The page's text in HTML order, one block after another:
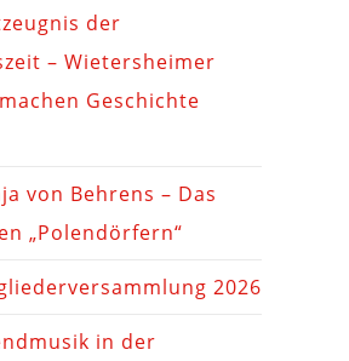
der
– Wietersheimer
Geschichte
von Behrens – Das
„Polendörfern“
2026
in der